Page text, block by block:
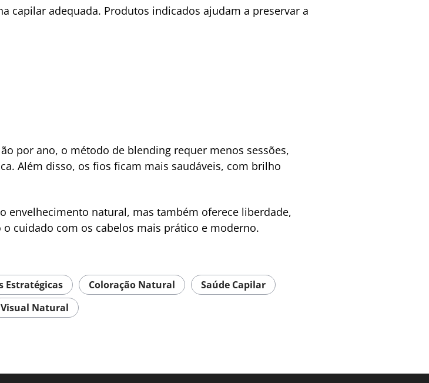
capilar adequada. Produtos indicados ajudam a preservar a
por ano, o método de blending requer menos sessões,
Além disso, os fios ficam mais saudáveis, com brilho
envelhecimento natural, mas também oferece liberdade,
cuidado com os cabelos mais prático e moderno.
Estratégicas Coloração Natural
Saúde Capilar
Visual Natural